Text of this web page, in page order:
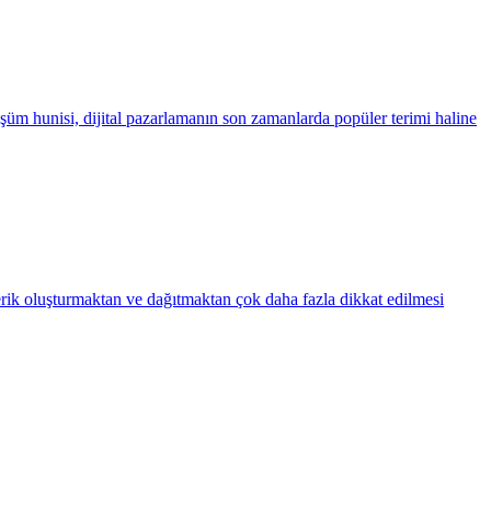
hunisi, dijital pazarlamanın son zamanlarda popüler terimi haline
oluşturmaktan ve dağıtmaktan çok daha fazla dikkat edilmesi